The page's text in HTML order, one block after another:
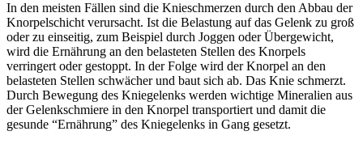
In den meisten Fällen sind die Knieschmerzen durch den Abbau der
Knorpelschicht verursacht. Ist die Belastung auf das Gelenk zu groß
oder zu einseitig, zum Beispiel durch Joggen oder Übergewicht,
wird die Ernährung an den belasteten Stellen des Knorpels
verringert oder gestoppt. In der Folge wird der Knorpel an den
belasteten Stellen schwächer und baut sich ab. Das Knie schmerzt.
Durch Bewegung des Kniegelenks werden wichtige Mineralien aus
der Gelenkschmiere in den Knorpel transportiert und damit die
gesunde “Ernährung” des Kniegelenks in Gang gesetzt.